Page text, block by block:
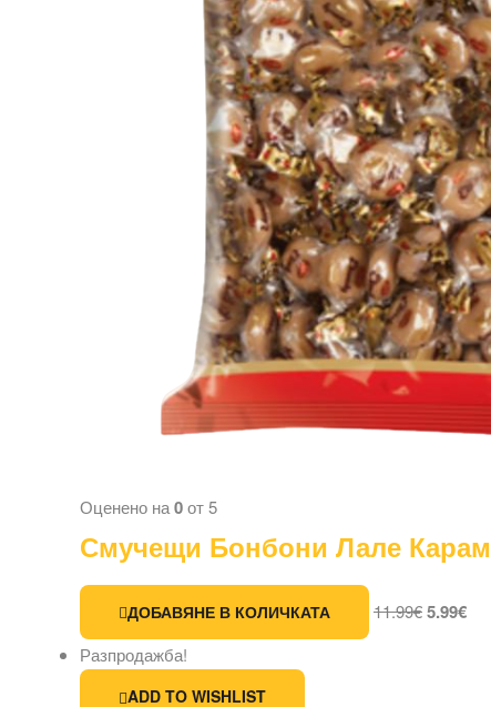
Оценено на0от 5
Смучещи Бонбони Лале
ДОБАВЯНЕ В КОЛИЧКАТА 11.99€5.99€
Разпродажба!
ADD TO WISHLIST